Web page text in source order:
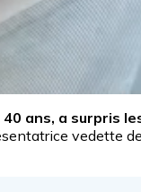
40 ans, a surpris
vedette